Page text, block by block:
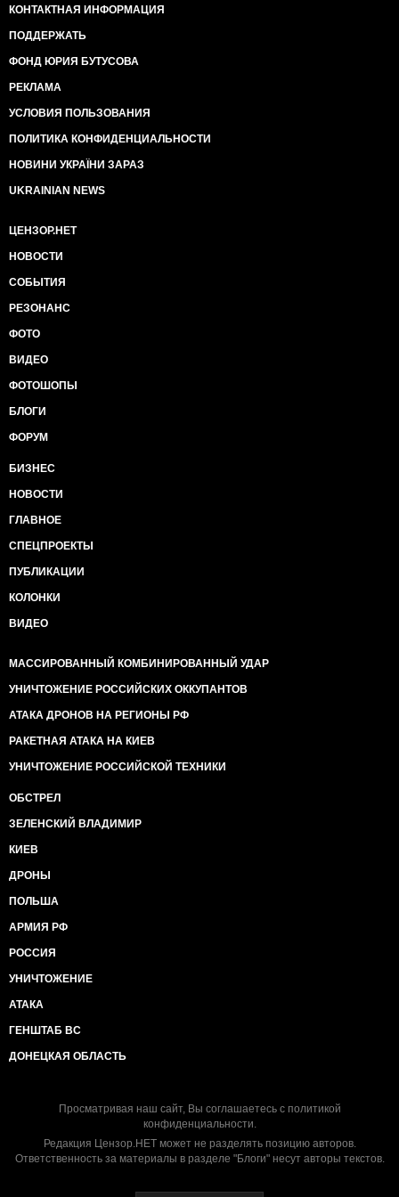
И самое смешное, что произошло это фактически на
деньги главного врага Украины - Владимира Путина
России чемпионат мира - этот пир во время чумы!
говорили, что могут взять Киев всего за две недели,
не говоря уже о других городах Украины.
Враги утверждали, что уже к 2015-му году Украина
как государство перестанет существовать. Но уже
Украине (кроме как стать «грузом 200»).
ЧМ, обернулись против нее. А украинцы дали
понять всему миру, что они - нация и умеют не
один день и нанести сокрушительный удар.
«Слава Украине!» и желаю вашей стране
процветания и, конечно же, победы над агрессором!
КОНТАКТНАЯ ИНФОРМАЦИЯ
ПОДДЕРЖАТЬ
ФОНД ЮРИЯ БУТУСОВА
РЕКЛАМА
УСЛОВИЯ ПОЛЬЗОВАНИЯ
ПОЛИТИКА КОНФИДЕНЦИАЛЬНОСТИ
НОВИНИ УКРАЇНИ ЗАРАЗ
UKRAINIAN NEWS
ЦЕНЗОР.НЕТ
НОВОСТИ
СОБЫТИЯ
РЕЗОНАНС
ФОТО
ВИДЕО
ФОТОШОПЫ
БЛОГИ
ФОРУМ
БИЗНЕС
НОВОСТИ
ГЛАВНОЕ
СПЕЦПРОЕКТЫ
ПУБЛИКАЦИИ
КОЛОНКИ
ВИДЕО
МАССИРОВАННЫЙ КОМБИНИРОВАННЫЙ УДАР
УНИЧТОЖЕНИЕ РОССИЙСКИХ ОККУПАНТОВ
АТАКА ДРОНОВ НА РЕГИОНЫ РФ
РАКЕТНАЯ АТАКА НА КИЕВ
УНИЧТОЖЕНИЕ РОССИЙСКОЙ ТЕХНИКИ
ОБСТРЕЛ
ЗЕЛЕНСКИЙ ВЛАДИМИР
КИЕВ
ДРОНЫ
ПОЛЬША
АРМИЯ РФ
РОССИЯ
УНИЧТОЖЕНИЕ
АТАКА
ГЕНШТАБ ВС
ДОНЕЦКАЯ ОБЛАСТЬ
Просматривая наш сайт, Вы соглашаетесь с политикой
конфиденциальности.
Редакция Цензор.НЕТ может не разделять позицию авторов.
Ответственность за материалы в разделе "Блоги" несут авторы текстов.